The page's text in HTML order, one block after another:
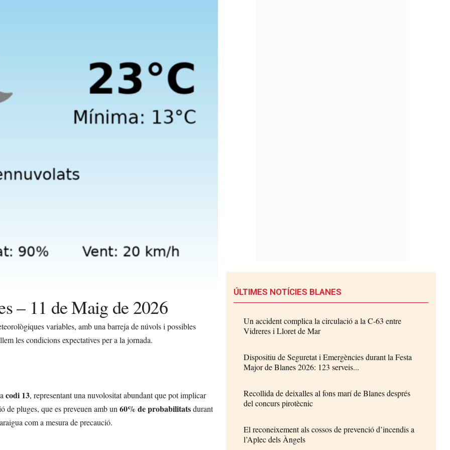
– 11 de Maig de 2026
variables, amb una barreja de núvols i possibles
les condicions expectatives per a la jornada.
codi 13, representant una nuvolositat abundant que pot implicar
de pluges, que es preveuen amb un 60% de probabilitatsdurant
com a mesura de precaució.
ÚLTIMES NOTÍCIES BLANES
Un accident complica la circulació a la C-63 entre
Vidreres i Lloret de Mar
Dispositiu de Seguretat i Emergències durant la Festa
Major de Blanes 2026: 123 serveis...
Recollida de deixalles al fons marí de Blanes després
del concurs pirotècnic
El reconeixement als cossos de prevenció d’incendis a
l’Aplec dels Àngels